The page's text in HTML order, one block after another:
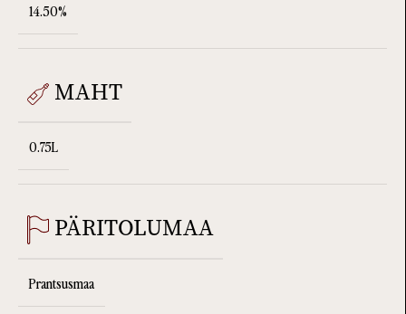
14.50%
MAHT
0.75L
PÄRITOLUMAA
Prantsusmaa